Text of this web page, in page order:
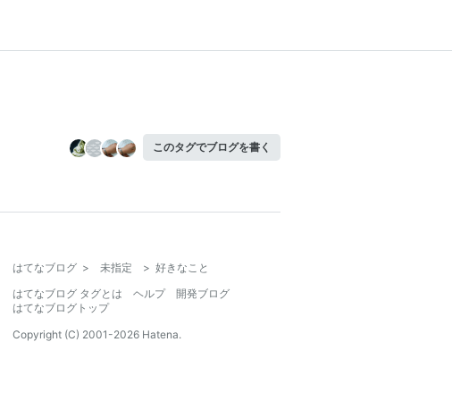
このタグでブログを書く
はてなブログ > 未指定 > 好きなこと
はてなブログ タグとは
ヘルプ
開発ブログ
はてなブログトップ
Copyright (C) 2001-2026 Hatena.